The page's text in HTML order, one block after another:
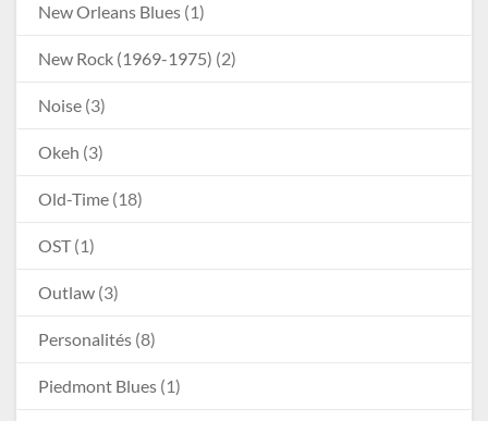
New Orleans Blues (1)
New Rock (1969-1975) (2)
Noise (3)
Okeh (3)
Old-Time (18)
OST(1)
Outlaw (3)
Personalités (8)
Piedmont Blues (1)